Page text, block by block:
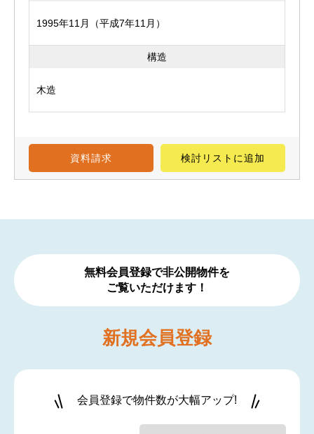
1995年11月（平成7年11月）
構造
木造
資料請求 検討リスト に追加
無料会員登録で非公開物件を
ご覧いただけます！
新規会員登録
会員登録で物件数が大幅アップ!